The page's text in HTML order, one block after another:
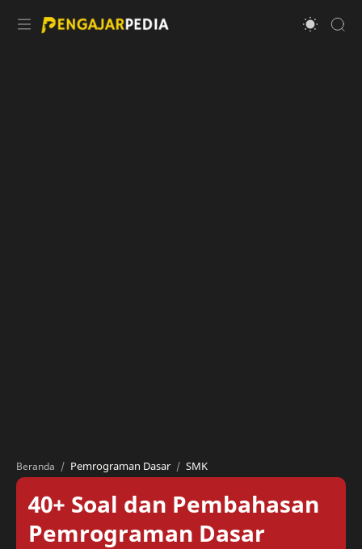
Beranda Pemrograman Dasar SMK
40+ Soal dan Pembahasan
Pemrograman Dasar